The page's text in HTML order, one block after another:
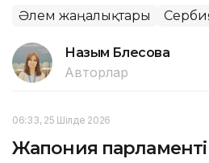
Әлем жаңалықтары
Назым Бөлесова
Авторлар
06:33, 25 Шілде 2026
Жапония парламенті